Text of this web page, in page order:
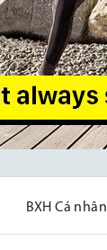
BXH Cá nhân